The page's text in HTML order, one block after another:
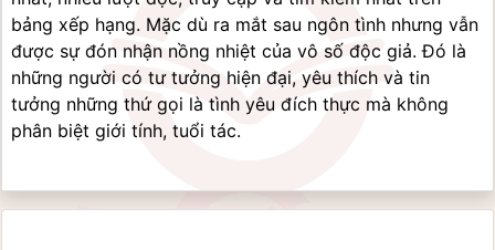
bảng xếp hạng. Mặc dù ra mắt sau ngôn tình nhưng vẫn
được sự đón nhận nồng nhiệt của vô số độc giả. Đó là
những người có tư tưởng hiện đại, yêu thích và tin
tưởng những thứ gọi là tình yêu đích thực mà không
phân biệt giới tính, tuổi tác.